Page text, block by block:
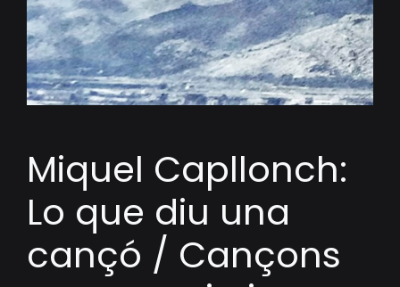
Miquel Capllonch:
Lo que diu una
cançó / Cançons